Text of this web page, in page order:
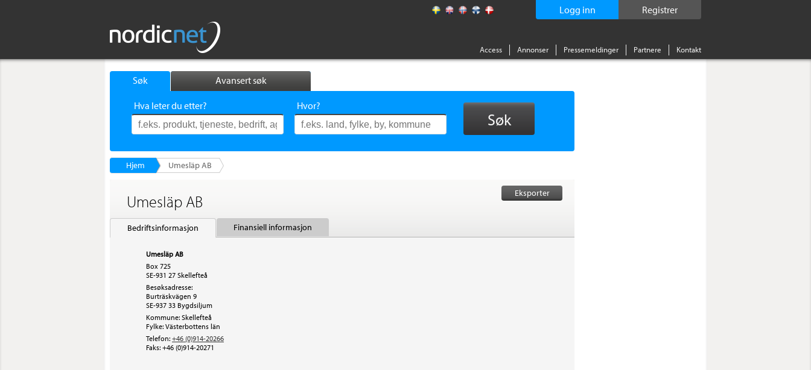
Registrer
Logg inn
Access Annonser Pressemeldinger Partnere Kontakt
Søk Avansert søk
Hva leter du etter? Hvor?
Søk
Hjem Umesläp AB
Eksporter
Umesläp AB
Bedriftsinformasjon Finansiell informasjon
Umesläp AB
Box 725
SE-931 27 Skellefteå
Besøksadresse:
Burträskvägen 9
SE-937 33 Bygdsiljum
Kommune: Skellefteå
Fylke: Västerbottens län
Telefon: +46 (0)914-20266
Faks: +46 (0)914-20271